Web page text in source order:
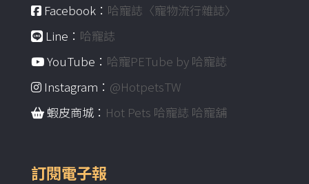
Facebook： 哈寵誌〈寵物流行雜誌〉
Line： 哈寵誌
YouTube： 哈寵PETube by 哈寵誌
Instagram： @HotpetsTW
蝦皮商城： Hot Pets 哈寵誌 哈寵舖
訂閱電子報